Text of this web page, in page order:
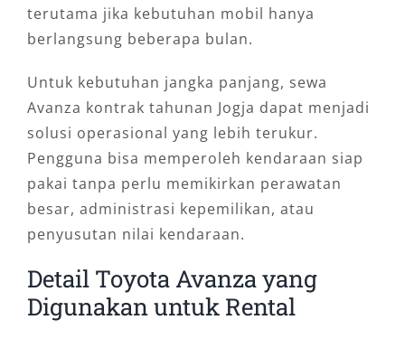
terutama jika kebutuhan mobil hanya
berlangsung beberapa bulan.
Untuk kebutuhan jangka panjang, sewa
Avanza kontrak tahunan Jogja dapat menjadi
solusi operasional yang lebih terukur.
Pengguna bisa memperoleh kendaraan siap
pakai tanpa perlu memikirkan perawatan
besar, administrasi kepemilikan, atau
penyusutan nilai kendaraan.
Detail Toyota Avanza yang
Digunakan untuk Rental